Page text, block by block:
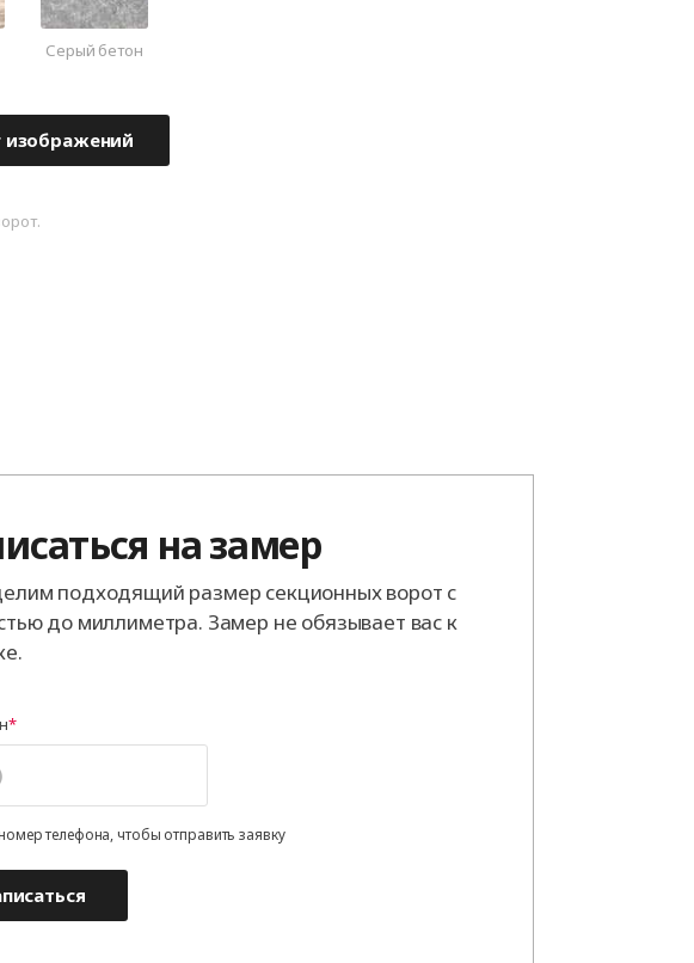
Серый бетон
изображений
на замер
подходящий размер секционных ворот с
до миллиметра. Замер не обязывает вас к
телефона, чтобы отправить заявку